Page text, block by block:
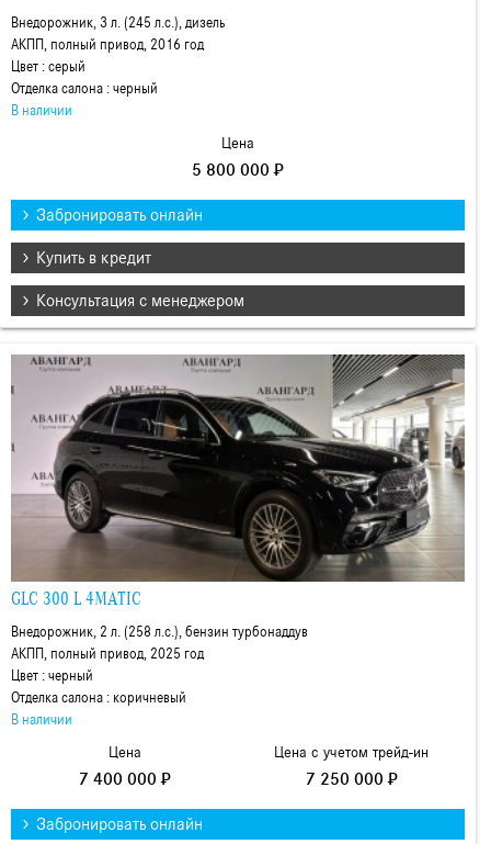
Внедорожник, 3 л. (245 л.с.), дизель
АКПП, полный привод, 2016 год
Цвет : серый
Отделка салона : черный
В наличии
Цена
5 800 000 ₽
Забронировать онлайн
Купить в кредит
Консультация с менеджером
GLC 300 L 4MATIC
Внедорожник, 2 л. (258 л.с.), бензин турбонаддув
АКПП, полный привод, 2025 год
Цвет : черный
Отделка салона : коричневый
В наличии
Цена
7 400 000 ₽
Цена с учетом трейд-ин
7 250 000 ₽
Забронировать онлайн